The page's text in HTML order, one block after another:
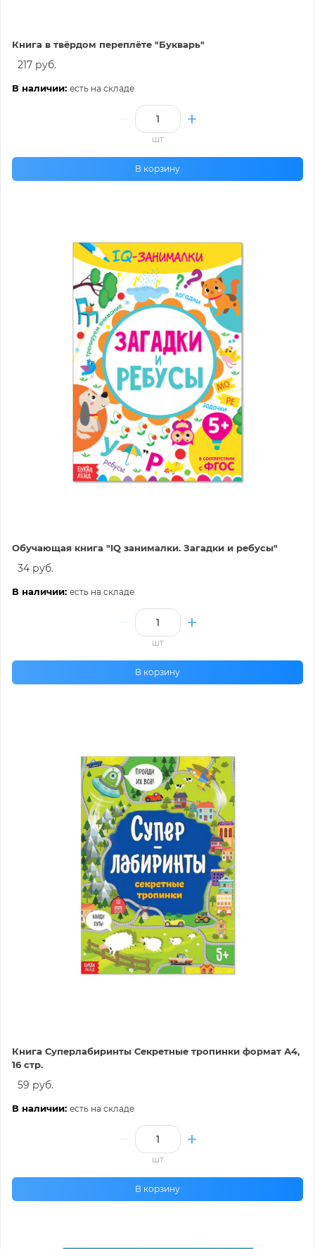
Книга в твёрдом переплёте "Букварь"
217 руб.
В наличии: есть на складе
шт
В корзину
Обучающая книга "IQ занималки. Загадки и ребусы"
34 руб.
В наличии: есть на складе
шт
В корзину
Книга Суперлабиринты Секретные тропинки формат А4,
16 стр.
59 руб.
В наличии: есть на складе
шт
В корзину